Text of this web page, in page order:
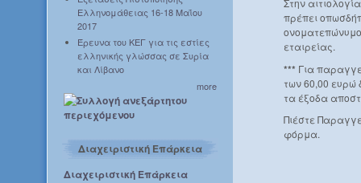
Ελληνομάθειας 16-18 Μαΐου
2017
Έρευνα του ΚΕΓ για τις εστίες
ελληνικής γλώσσας σε Συρία
και Λίβανο
more
Διαχειριστική Επάρκεια
Διαχειριστική Επάρκεια
Στην
πρέπει
εταιρείας.
*** Για
των 60,00 ευρώ
τα έξοδα
Πιέστε
φόρμα.